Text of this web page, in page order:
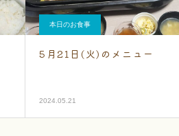
本日のお食事
5月21日(火)のメニュー
2024.05.21